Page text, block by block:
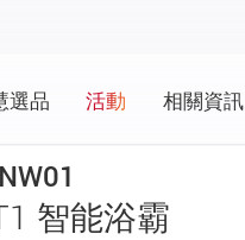
選品 活動 相關資訊
智能浴霸